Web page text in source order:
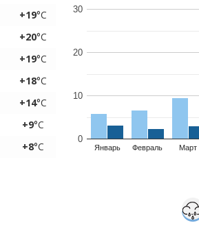
+19°C
+20°C
+19°C
+18°C
+14°C
+9°C
+8°C Январь Февраль Март
0
10
20
30